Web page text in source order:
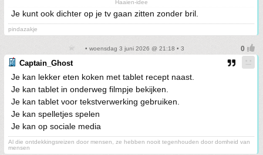
Haaien-idee
Je kunt ook dichter op je tv gaan zitten zonder bril.
pindazakje
• woensdag 3 juni 2026 @ 21:18 • 3
Captain_Ghost
Je kan lekker eten koken met tablet recept naast.
Je kan tablet in onderweg filmpje bekijken.
Je kan tablet voor tekstverwerking gebruiken.
Je kan spelletjes spelen
Je kan op sociale media
Al die ontdekkingsreizen door mensen, ze hebben nooit tegenhouden door domheid van
mensen